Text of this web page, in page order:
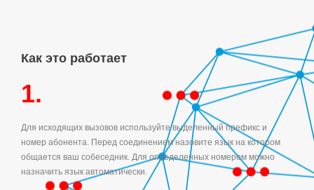
Как это работает
1.
Для исходящих вызовов используйте выделенный префикс и
номер абонента. Перед соединением назовите язык на котором
общается ваш собеседник. Для определенных номером можно
назначить язык автоматически.